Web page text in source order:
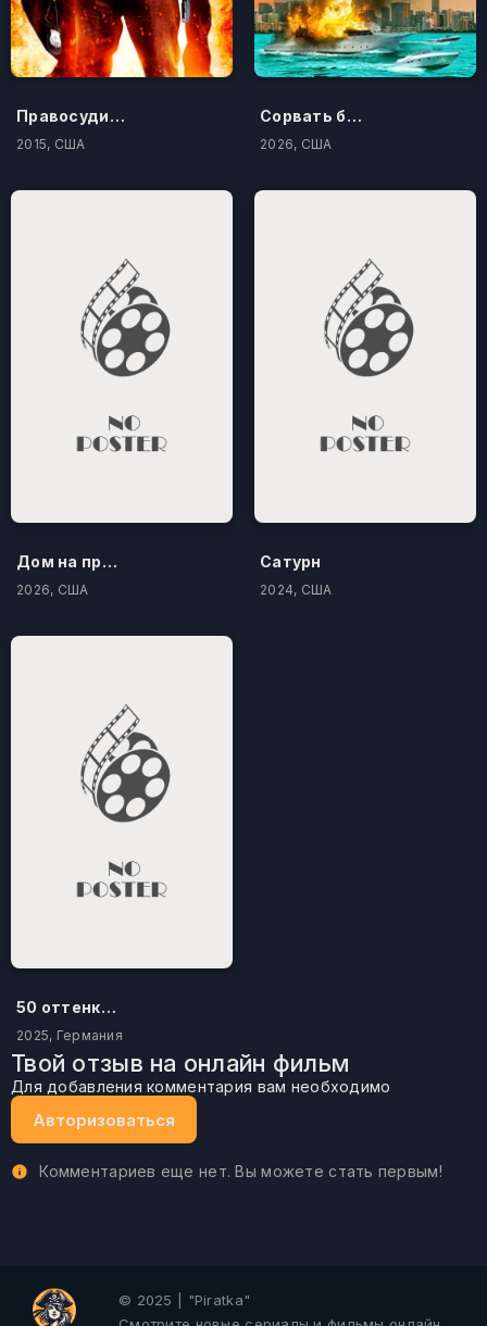
Правосудие по-американски
2015, США
Сорвать банк 3: Вор-джентльмен
2026, США
Дом на проклятом холме
2026, США
Сатурн
2024, США
50 оттенков бестселлера
2025, Германия
Твой отзыв на онлайн фильм
Для добавления комментария вам необходимо
Авторизоваться
Комментариев еще нет. Вы можете стать первым!
© 2025 | "Piratka"